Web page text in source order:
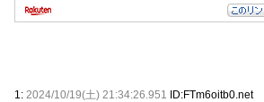
1: 2024/10/19(土) 21:34:26.951 ID:FTm6oitb0.net